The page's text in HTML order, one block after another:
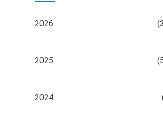
2026
2025
2024